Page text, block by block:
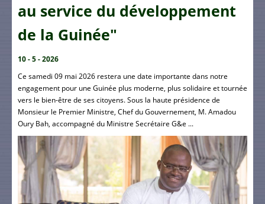
au service du développement
de la Guinée"
10 - 5 - 2026
Ce samedi 09 mai 2026 restera une date importante dans notre
engagement pour une Guinée plus moderne, plus solidaire et tournée
vers le bien-être de ses citoyens. Sous la haute présidence de
Monsieur le Premier Ministre, Chef du Gouvernement, M. Amadou
Oury Bah, accompagné du Ministre Secrétaire G&e ...